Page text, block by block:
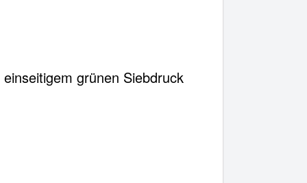
grünen Siebdruck